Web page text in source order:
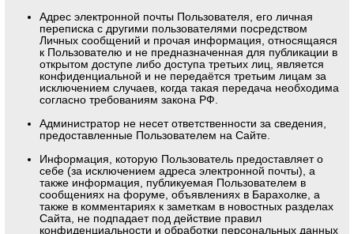
Адрес электронной почты Пользователя, его личная
переписка с другими пользователями посредством
Личных сообщений и прочая информация, относящаяся
к Пользователю и не предназначенная для публикации в
открытом доступе либо доступа третьих лиц, является
конфиденциальной и не передаётся третьим лицам за
исключением случаев, когда такая передача необходима
согласно требованиям закона РФ.
Администратор не несет ответственности за сведения,
предоставленные Пользователем на Сайте.
Информация, которую Пользователь предоставляет о
себе (за исключением адреса электронной почты), а
также информация, публикуемая Пользователем в
сообщениях на форуме, объявлениях в Барахолке, а
также в комментариях к заметкам в новостных разделах
Сайта, не подпадает под действие правил
конфиденциальности и обработки персональных данных